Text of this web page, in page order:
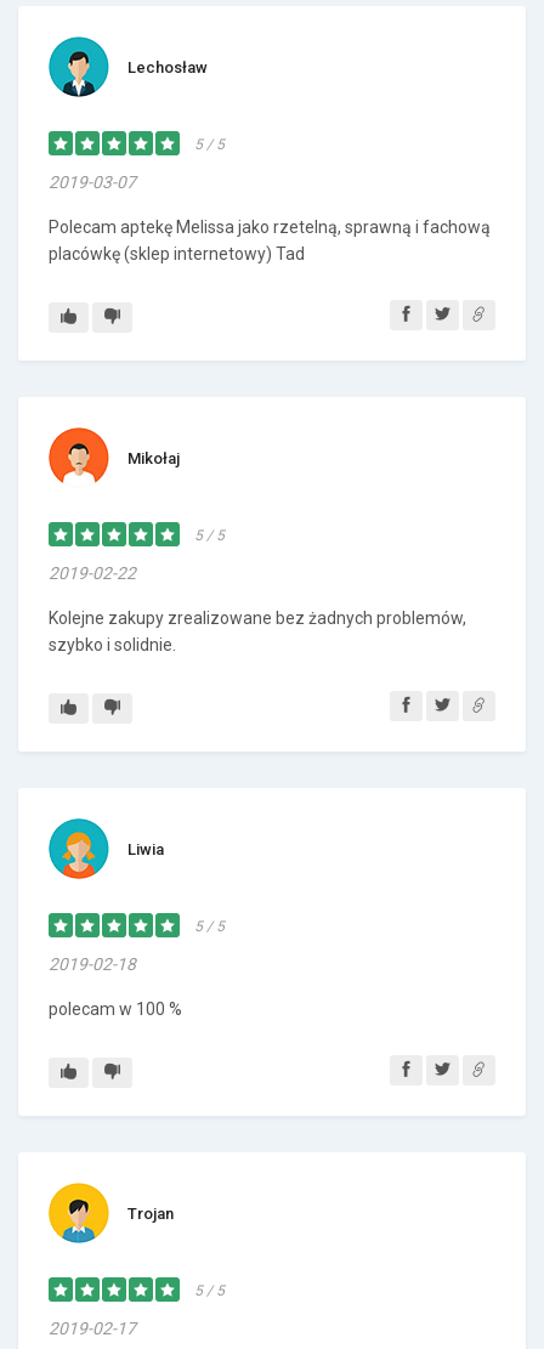
Lechosław
5 / 5
2019-03-07
Polecam aptekę Melissa jako rzetelną, sprawną i fachową
placówkę (sklep internetowy) Tad
Mikołaj
5 / 5
2019-02-22
Kolejne zakupy zrealizowane bez żadnych problemów,
szybko i solidnie.
Liwia
5 / 5
2019-02-18
polecam w 100 %
Trojan
5 / 5
2019-02-17